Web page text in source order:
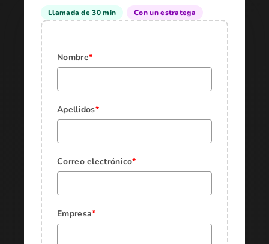
Llamada de 30 min Con un estratega
Nombre*
Apellidos*
Correo electrónico*
Empresa*